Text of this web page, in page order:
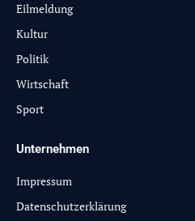
Eilmeldung
Kultur
Politik
Wirtschaft
Sport
Unternehmen
Impressum
Datenschutzerklärung